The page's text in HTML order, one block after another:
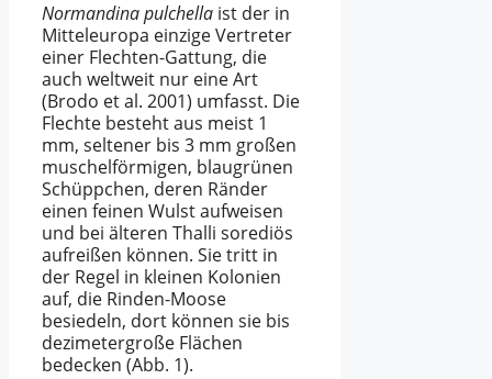
Normandina pulchella ist der in
Mitteleuropa einzige Vertreter
einer Flechten-Gattung, die
auch weltweit nur eine Art
(Brodo et al. 2001) umfasst. Die
Flechte besteht aus meist 1
mm, seltener bis 3 mm großen
muschelförmigen, blaugrünen
Schüppchen, deren Ränder
einen feinen Wulst aufweisen
und bei älteren Thalli sorediös
aufreißen können. Sie tritt in
der Regel in kleinen Kolonien
auf, die Rinden-Moose
besiedeln, dort können sie bis
dezimetergroße Flächen
bedecken (Abb. 1).